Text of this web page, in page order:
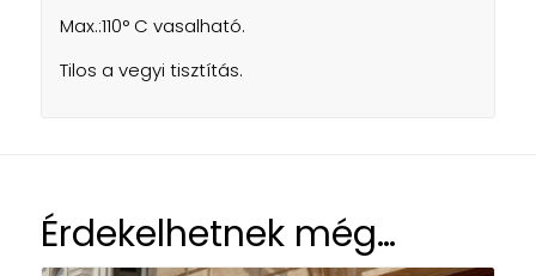
Max.:110° C vasalható.
Tilos a vegyi tisztítás.
Érdekelhetnek még…